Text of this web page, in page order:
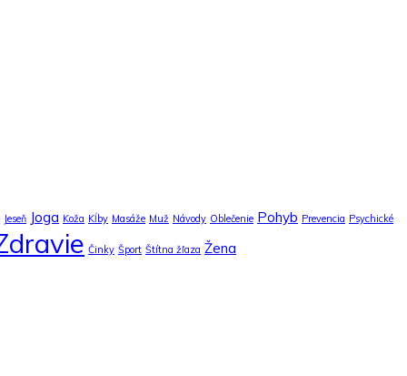
Jeseň Joga Koža Kĺby Masáže Muž Návody Oblečenie Pohyb Prevencia Psychické
Činky Šport Štítna žľaza Žena